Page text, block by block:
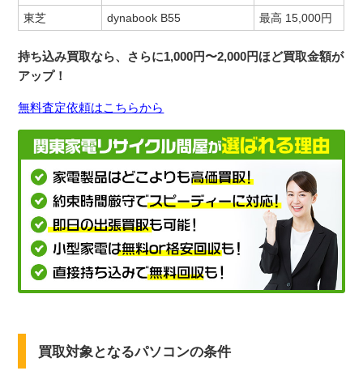
東芝
dynabook B55 最高 15,000円
持ち込み買取なら、さらに1,000円〜2,000円ほど買取金額が
アップ！
無料査定依頼はこちらから
買取対象となるパソコンの条件